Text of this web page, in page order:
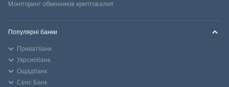
Моніторинг обмінників криптовалют
Популярні банки
Приватбанк
Укрсиббанк
Ощадбанк
Сенс Банк